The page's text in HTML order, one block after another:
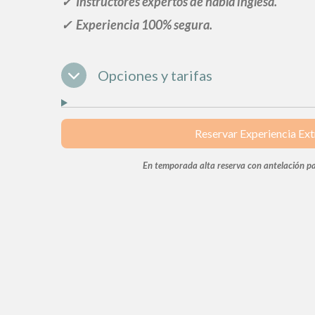
✓ Experiencia 100% segura.
Opciones y tarifas
Reservar Experiencia
En temporada alta reserva con antelación